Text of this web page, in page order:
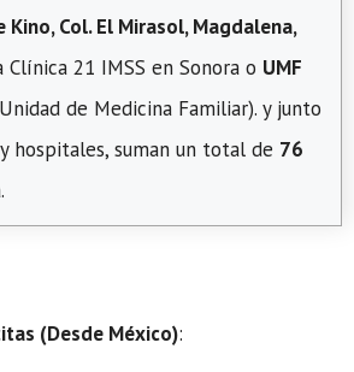
Kino, Col. El Mirasol, Magdalena,
Clínica 21 IMSS en Sonora o UMF
de Medicina Familiar). y junto
hospitales, suman un total de 76
(Desde México):